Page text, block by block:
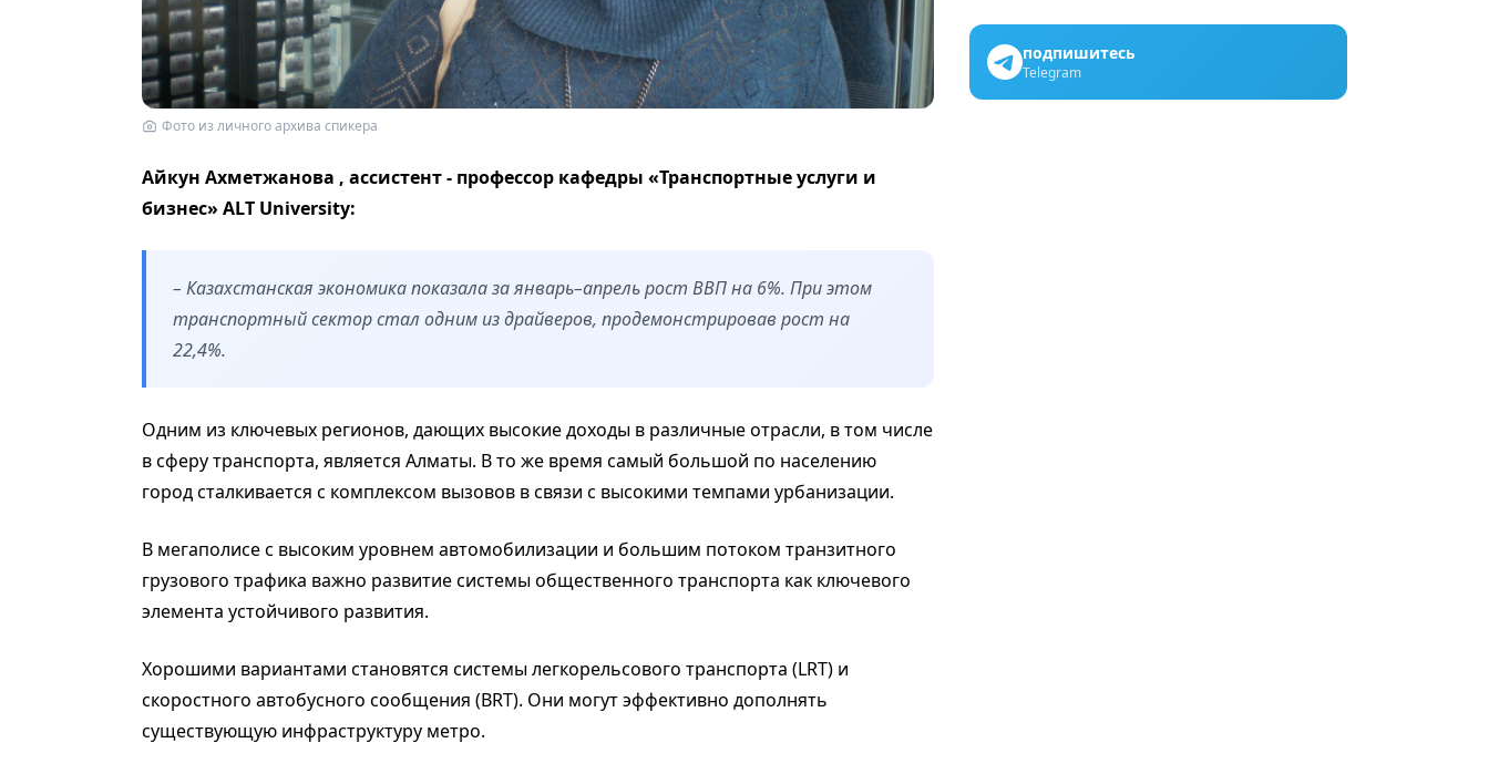
Фото из личного архива спикера
Айкун Ахметжанова , ассистент - профессор кафедры «Транспортные услуги и
бизнес» ALT University:
– Казахстанская экономика показала за январь–апрель рост ВВП на 6%. При этом
транспортный сектор стал одним из драйверов, продемонстрировав рост на
22,4%.
Одним из ключевых регионов, дающих высокие доходы в различные отрасли, в том числе
в сферу транспорта, является Алматы. В то же время самый большой по населению
город сталкивается с комплексом вызовов в связи с высокими темпами урбанизации.
В мегаполисе с высоким уровнем автомобилизации и большим потоком транзитного
грузового трафика важно развитие системы общественного транспорта как ключевого
элемента устойчивого развития.
Хорошими вариантами становятся системы легкорельсового транспорта (LRТ) и
скоростного автобусного сообщения (BRT). Они могут эффективно дополнять
существующую инфраструктуру метро.
подпишитесь
Telegram